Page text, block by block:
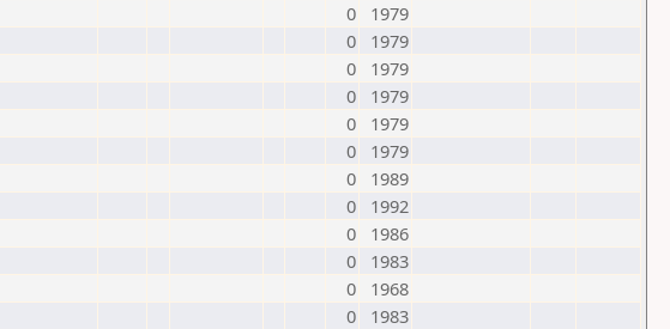
0
1979
0
1979
0
1979
0
1979
0
1979
0
1979
0
1989
0
1992
0
1986
0
1983
0
1968
0
1983